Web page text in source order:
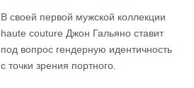
В своей первой мужской коллекции
haute couture Джон Гальяно ставит
под вопрос гендерную идентичность
с точки зрения портного.